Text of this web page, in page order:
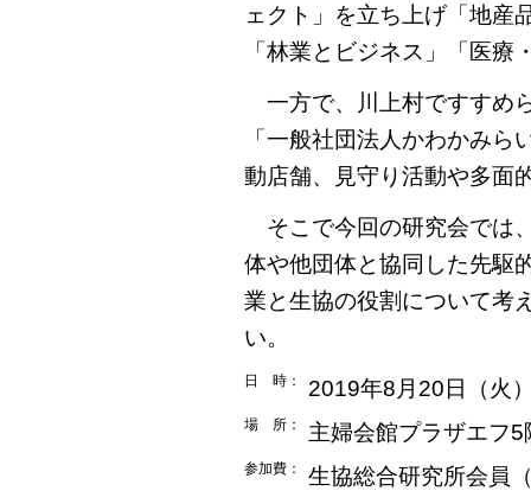
ェクト」を立ち上げ「地産
「林業とビジネス」「医
一方で、川上村ですすめ
「一般社団法人かわかみ
動店舗、見守り活動や多面
そこで今回の研究会では
体や他団体と協同した先駆
業と生協の役割について考
い。
日 時： 2019年8月20日（火
場 所： 主婦会館プラザエフ5
参加費：
生協総合研究所会員